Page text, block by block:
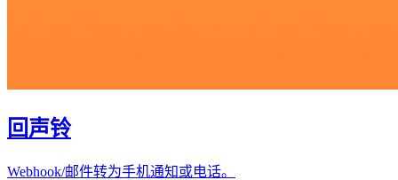
回声铃
Webhook/邮件转为手机通知或电话。